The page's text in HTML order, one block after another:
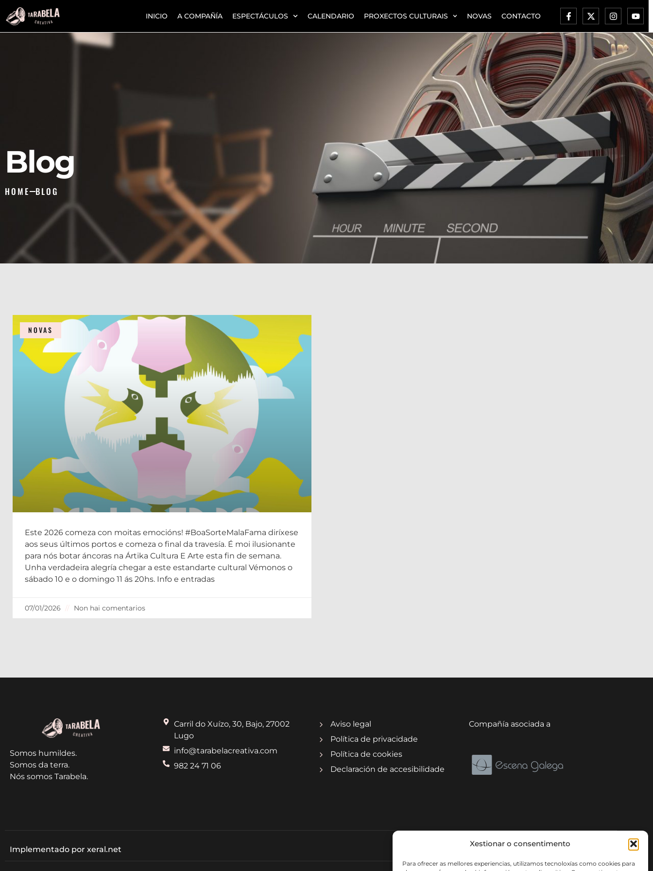
Xestionar o consentimento
Para ofrecer as mellores experiencias, utilizamos tecnoloxías como cookies para
INICIO A COMPAÑÍA ESPECTÁCULOS CALENDARIO PROXECTOS CULTURAIS NOVAS CONTACTO
Blog
HOME BLOG
NOVAS
“Boa sorte, mala fama” na Sala Ártika de Vigo
Este 2026 comeza con moitas emocións! #BoaSorteMalaFama diríxese
aos seus últimos portos e comeza o final da travesía. É moi ilusionante
para nós botar áncoras na Ártika Cultura E Arte esta fin de semana.
Unha verdadeira alegría chegar a este estandarte cultural Vémonos o
sábado 10 e o domingo 11 ás 20hs. Info e entradas
07/01/2026 Non hai comentarios
Somos humildes.
Somos da terra.
Nós somos Tarabela.
Carril do Xuízo, 30, Bajo, 27002
Lugo
info@tarabelacreativa.com
982 24 71 06
Aviso legal
Política de privacidade
Política de cookies
Declaración de accesibilidade
Compañía asociada a
Implementado por xeral.net